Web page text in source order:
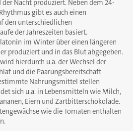
Nacht produziert. Neben dem 24-
gibt es auch einen
den unterschiedlichen
der Jahreszeiten basiert.
im Winter über einen längeren
produziert und in das Blut abgegeben.
hierdurch u.a. der Wechsel der
und die Paarungsbereitschaft
Nahrungsmittel stellen
sich u.a. in Lebensmitteln wie Milch,
Eiern und Zartbitterschokolade.
wie die Tomaten enthalten